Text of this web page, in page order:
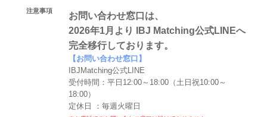
注意事項
お問い合わせ窓口は、
2026年1月より IBJ Matching公式LINEへ
完全移行しております。
【お問い合わせ窓口】
IBJMatching公式LINE
受付時間：平日12:00～18:00（土日祝10:00～
18:00）
定休日 ：毎週火曜日